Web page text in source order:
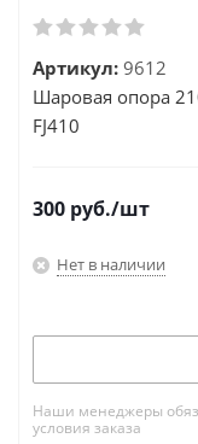
Артикул: 9612
Шаровая опора
FJ410
300 руб./шт
Нет в наличии
Наши менеджеры
условия заказа